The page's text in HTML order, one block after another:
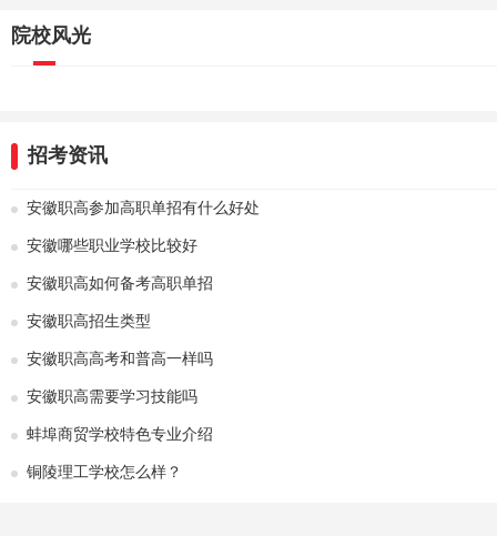
院校风光
招考资讯
安徽职高参加高职单招有什么好处
安徽哪些职业学校比较好
安徽职高如何备考高职单招
安徽职高招生类型
安徽职高高考和普高一样吗
安徽职高需要学习技能吗
蚌埠商贸学校特色专业介绍
铜陵理工学校怎么样？